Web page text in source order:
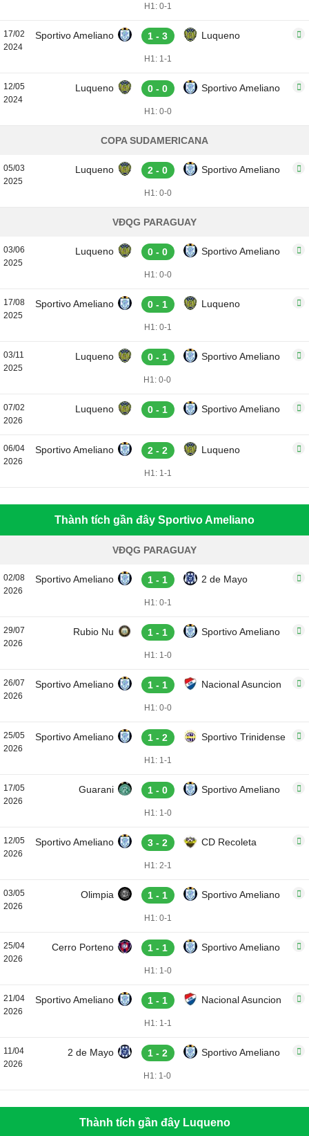
H1: 0-1
17/02
2024
Sportivo Ameliano 1 - 3 Luqueno
H1: 1-1
12/05
2024
Luqueno 0 - 0 Sportivo Ameliano
H1: 0-0
COPA SUDAMERICANA
05/03
2025
Luqueno 2 - 0 Sportivo Ameliano
H1: 0-0
VĐQG PARAGUAY
03/06
2025
Luqueno 0 - 0 Sportivo Ameliano
H1: 0-0
17/08
2025
Sportivo Ameliano 0 - 1 Luqueno
H1: 0-1
03/11
2025
Luqueno 0 - 1 Sportivo Ameliano
H1: 0-0
07/02
2026
Luqueno 0 - 1 Sportivo Ameliano
06/04
2026
Sportivo Ameliano 2 - 2 Luqueno
H1: 1-1
Thành tích gần đây Sportivo Ameliano
VĐQG PARAGUAY
02/08
2026
Sportivo Ameliano 1 - 1 2 de Mayo
H1: 0-1
29/07
2026
Rubio Nu 1 - 1 Sportivo Ameliano
H1: 1-0
26/07
2026
Sportivo Ameliano 1 - 1 Nacional Asuncion
H1: 0-0
25/05
2026
Sportivo Ameliano 1 - 2 Sportivo Trinidense
H1: 1-1
17/05
2026
Guarani 1 - 0 Sportivo Ameliano
H1: 1-0
12/05
2026
Sportivo Ameliano 3 - 2 CD Recoleta
H1: 2-1
03/05
2026
Olimpia 1 - 1 Sportivo Ameliano
H1: 0-1
25/04
2026
Cerro Porteno 1 - 1 Sportivo Ameliano
H1: 1-0
21/04
2026
Sportivo Ameliano 1 - 1 Nacional Asuncion
H1: 1-1
11/04
2026
2 de Mayo 1 - 2 Sportivo Ameliano
H1: 1-0
Thành tích gần đây Luqueno